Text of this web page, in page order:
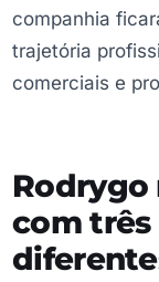
companhia
trajetória
comerciais e
com